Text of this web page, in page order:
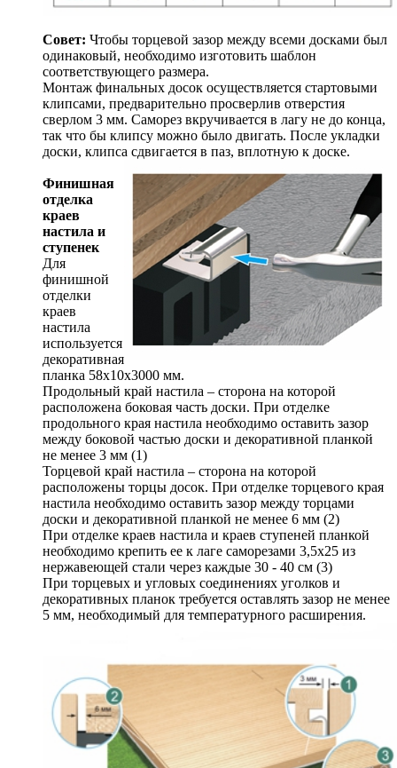
Совет: Чтобы торцевой зазор между всеми досками был
одинаковый, необходимо изготовить шаблон
соответствующего размера.
Монтаж финальных досок осуществляется стартовыми
клипсами, предварительно просверлив отверстия
сверлом 3 мм. Саморез вкручивается в лагу не до конца,
так что бы клипсу можно было двигать. После укладки
доски, клипса сдвигается в паз, вплотную к доске.
Финишная
отделка
краев
настила и
ступенек
Для
финишной
отделки
краев
настила
используется
декоративная
планка 58х10х3000 мм.
Продольный край настила – сторона на которой
расположена боковая часть доски. При отделке
продольного края настила необходимо оставить зазор
между боковой частью доски и декоративной планкой
не менее 3 мм (1)
Торцевой край настила – сторона на которой
расположены торцы досок. При отделке торцевого края
настила необходимо оставить зазор между торцами
доски и декоративной планкой не менее 6 мм (2)
При отделке краев настила и краев ступеней планкой
необходимо крепить ее к лаге саморезами 3,5х25 из
нержавеющей стали через каждые 30 - 40 см (3)
При торцевых и угловых соединениях уголков и
декоративных планок требуется оставлять зазор не менее
5 мм, необходимый для температурного расширения.